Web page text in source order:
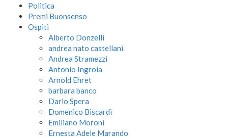
Politica
Premi Buonsenso
Ospiti
Alberto Donzelli
andrea nato castellani
Andrea Stramezzi
Antonio Ingroia
Arnold Ehret
barbara banco
Dario Spera
Domenico Biscardi
Emiliano Moroni
Ernesta Adele Marando